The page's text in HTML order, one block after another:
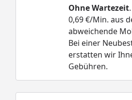
Ohne Wartezeit
0,69 €/Min. aus
abweichende
Bei einer
erstatten wir
Gebühren.